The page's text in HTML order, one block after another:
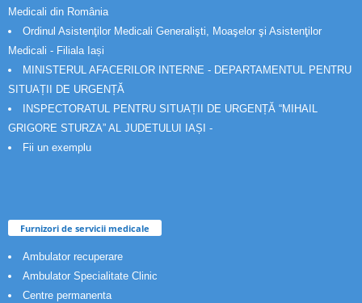
Medicali din România
Ordinul Asistenţilor Medicali Generalişti, Moaşelor şi Asistenţilor
Medicali - Filiala Iași
MINISTERUL AFACERILOR INTERNE - DEPARTAMENTUL PENTRU
SITUAȚII DE URGENȚĂ
INSPECTORATUL PENTRU SITUAȚII DE URGENȚĂ “MIHAIL
GRIGORE STURZA” AL JUDETULUI IAȘI -
Fii un exemplu
Furnizori de servicii medicale
Ambulator recuperare
Ambulator Specialitate Clinic
Centre permanenta